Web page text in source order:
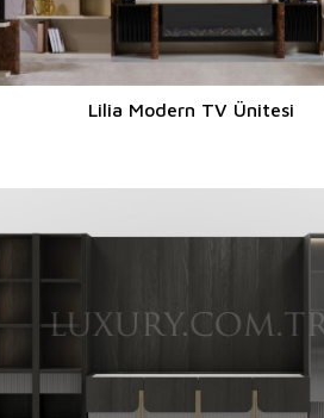
Lilia Modern TV Ünitesi